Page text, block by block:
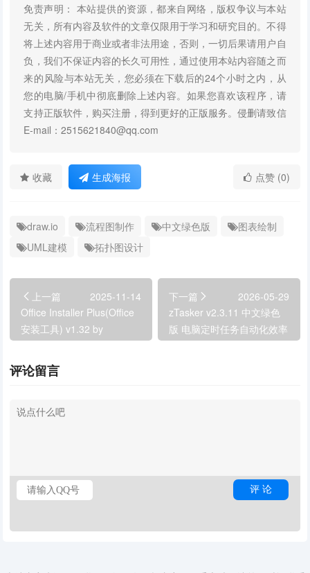
免责声明： 本站提供的资源，都来自网络，版权争议与本站
无关，所有内容及软件的文章仅限用于学习和研究目的。不得
将上述内容用于商业或者非法用途，否则，一切后果请用户自
负，我们不保证内容的长久可用性，通过使用本站内容随之而
来的风险与本站无关，您必须在下载后的24个小时之内，从
您的电脑/手机中彻底删除上述内容。如果您喜欢该程序，请
支持正版软件，购买注册，得到更好的正版服务。侵删请致信
E-mail：2515621840@qq.com
收藏 生成海报 点赞 (0)
draw.io 流程图制作 中文绿色版
图表绘制
UML建模
拓扑图设计
上一篇
2025-11-14
Office Installer Plus(Office
安装工具) v1.32 by
下一篇
2026-05-29
zTasker v2.3.11 中文绿色
版 电脑定时任务自动化效率
评论留言